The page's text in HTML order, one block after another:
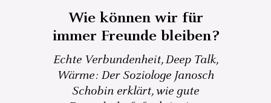
Wie können wir für
immer Freunde bleiben?
Echte Verbundenheit, Deep Talk,
Wärme: Der Soziologe Janosch
Schobin erklärt, wie gute